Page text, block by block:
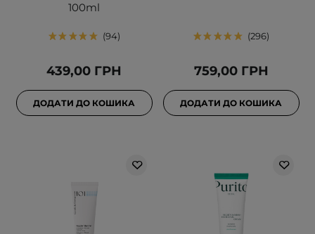
100ml
94
439,00 ГРН
ДОДАТИ ДО КОШИКА
296
759,00 ГРН
ДОДАТИ ДО КОШИКА